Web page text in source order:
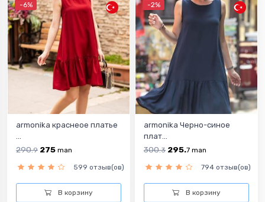
-6%
armonika краснеое платье
...
290.9 275 man
599 отзыв(ов)
В корзину
-2%
armonika Черно-синое
плат...
300.3 295.7 man
794 отзыв(ов)
В корзину